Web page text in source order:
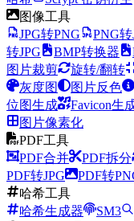
图像工具
JPG转PNG
PNG转
转JPG
BMP转换器
图片裁剪
旋转/翻转
灰度图
图片反色
位图生成
Favicon生
图片像素化
PDF工具
PDF合并
PDF拆分
PDF转JPG
PDF转
哈希工具
哈希生成器
SM3